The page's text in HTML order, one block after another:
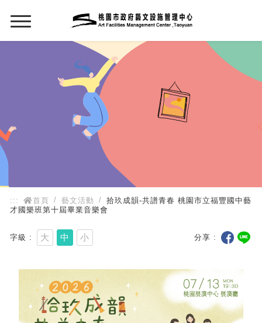
::: 首頁 藝文活動
拾玖成韻-共譜青春 桃園市立福豐國中藝
才國樂班第十屆畢業音樂會
字級 大 中 小 分享